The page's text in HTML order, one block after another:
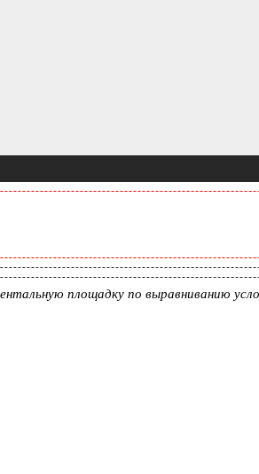
площадку по выравниванию